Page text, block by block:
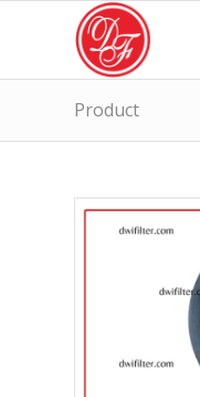
Product